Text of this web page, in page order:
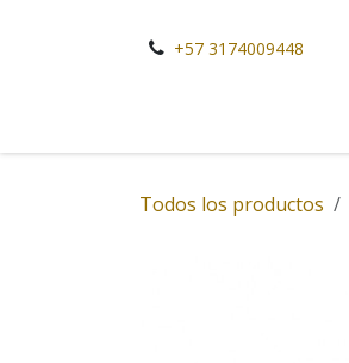
+57 3174009448
Todos los productos